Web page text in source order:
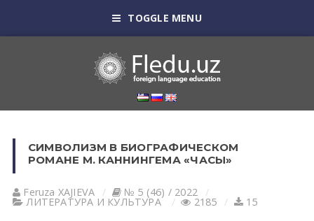
TOGGLE MENU
СИМВОЛИЗМ В БИОГРАФИЧЕСКОМ
РОМАНЕ М. КАННИНГЕМА «ЧАСЫ»
Feruza XАJIEVА № 5 (46) / 2022
ЛИТЕРАТУРА И КУЛЬТУРА 2185 15